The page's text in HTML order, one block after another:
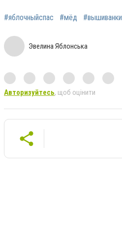
#яблочныйспас #мёд #вышиванки
Эвелина Яблонська
Авторизуйтесь, щоб оцінити